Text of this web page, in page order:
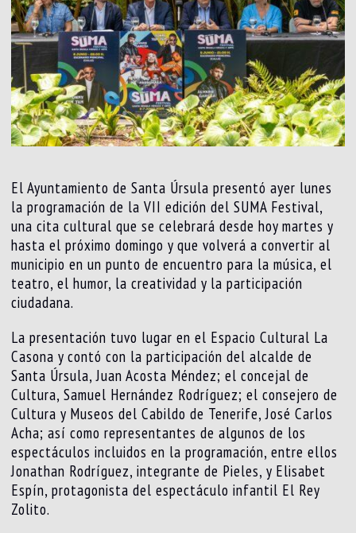
El Ayuntamiento de Santa Úrsula presentó ayer lunes
la programación de la VII edición del SUMA Festival,
una cita cultural que se celebrará desde hoy martes y
hasta el próximo domingo y que volverá a convertir al
municipio en un punto de encuentro para la música, el
teatro, el humor, la creatividad y la participación
ciudadana.
La presentación tuvo lugar en el Espacio Cultural La
Casona y contó con la participación del alcalde de
Santa Úrsula, Juan Acosta Méndez; el concejal de
Cultura, Samuel Hernández Rodríguez; el consejero de
Cultura y Museos del Cabildo de Tenerife, José Carlos
Acha; así como representantes de algunos de los
espectáculos incluidos en la programación, entre ellos
Jonathan Rodríguez, integrante de Pieles, y Elisabet
Espín, protagonista del espectáculo infantil El Rey
Zolito.